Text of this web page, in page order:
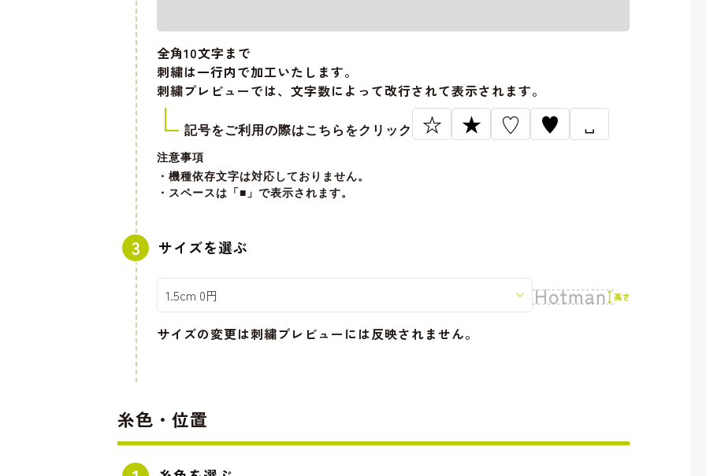
全角10文字 まで
刺繍は一行内で加工いたします。
刺繍プレビューでは、文字数によって改行されて表示されます。
記号をご利用の際はこちらをクリック ☆ ★ ♡ ♥ ␣
注意事項
・機種依存文字は対応しておりません。
・スペースは「■」で表示されます。
サイズを選ぶ
サイズの変更は刺繍プレビューには反映されません。
糸色・位置